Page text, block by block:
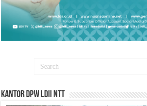
Kantor DPW LDII NTT